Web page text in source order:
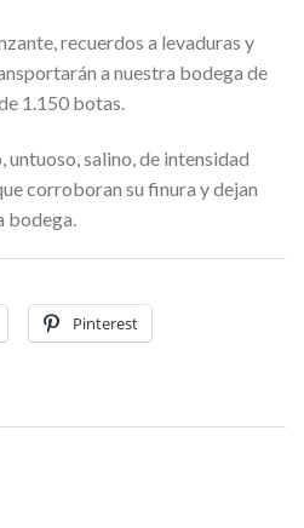
recuerdos a levaduras y
a nuestra bodega de
1.150 botas.
untuoso, salino, de intensidad
corroboran su finura y dejan
bodega.
Pinterest